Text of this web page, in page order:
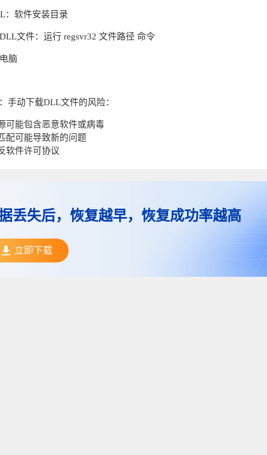
：软件安装目录
文件：运行 regsvr32 文件路径 命令
脑
手动下载DLL文件的风险：
可能包含恶意软件或病毒
配可能导致新的问题
软件许可协议
丢失后，恢复越早，恢复成功率越高
立即下载